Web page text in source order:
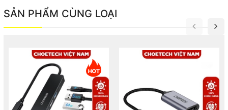
Docking Station, một giải pháp lý tưởng cho những ai
đang tìm kiếm sự tiện lợi, đa dụng, và tính linh hoạt tối
– Một trong những điểm nổi bật đầu tiên của sản phẩm
này chính là thiết kế độc đáo kết hợp giữa bộ hub chuyển
đổi và giá đỡ thiết bị. Với thiết kế dạng giá đỡ, Choetech
SẢN PHẨM CÙNG LOẠI